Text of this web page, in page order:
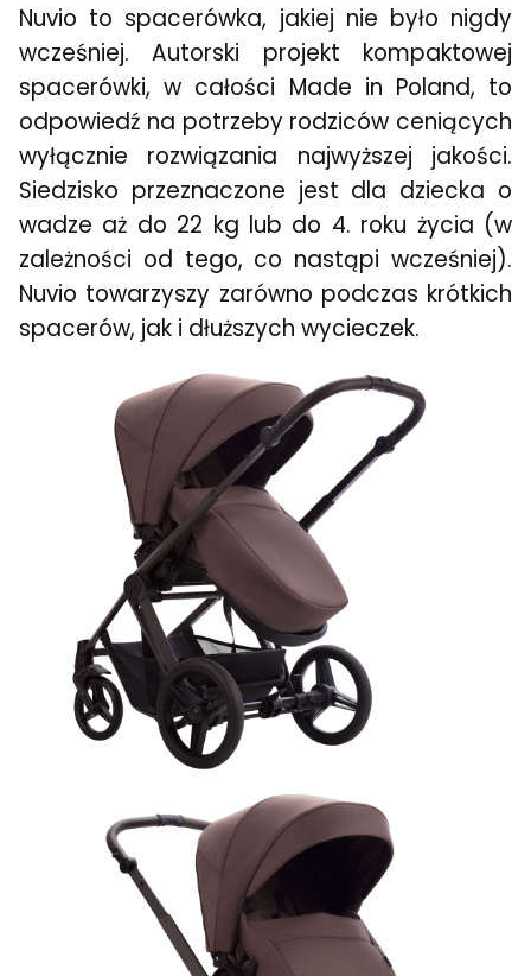
Nuvio to spacerówka, jakiej nie było nigdy
wcześniej. Autorski projekt kompaktowej
spacerówki, w całości Made in Poland, to
odpowiedź na potrzeby rodziców ceniących
wyłącznie rozwiązania najwyższej jakości.
Siedzisko przeznaczone jest dla dziecka o
wadze aż do 22 kg lub do 4. roku życia (w
zależności od tego, co nastąpi wcześniej).
Nuvio towarzyszy zarówno podczas krótkich
spacerów, jak i dłuższych wycieczek.